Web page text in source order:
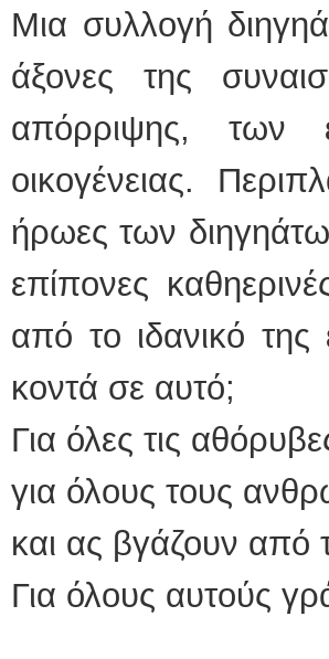
Μια συλλογή
άξονες της
απόρριψης, των
οικογένειας.
ήρωες των
επίπονες
από το ιδανικό
κοντά σε αυτό;
Για όλες τις
για όλους τους
και ας βγάζουν από
Για όλους αυτούς